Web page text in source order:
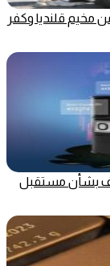
مخيم قلنديا وكفر
بشأن مستقبل